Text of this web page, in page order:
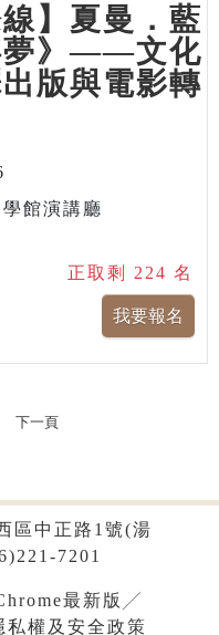
】夏曼．藍
夢》——文化
版與電影轉
館演講廳
正取剩 224 名
下一頁
區中正路1號(湯
7201
最新版╱
私權及安全政策